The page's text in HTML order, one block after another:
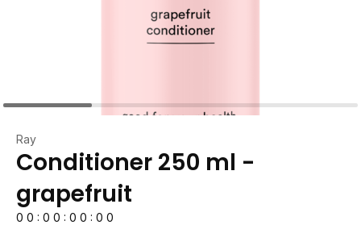
Ray
Conditioner 250 ml -
grapefruit
0 0 : 0 0 : 0 0 : 0 0